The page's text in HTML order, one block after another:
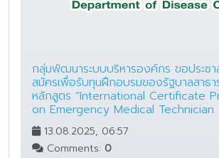
กลุ่มพัฒนาระบบบริหารองค์กร ขอประช
สมัครเพื่อรับทุนฝึกอบรมของรัฐบาลสาธ
หลักสูตร “International Certificate
on Emergency Medical Technician
13.08.2025, 06:57
Comments: 0